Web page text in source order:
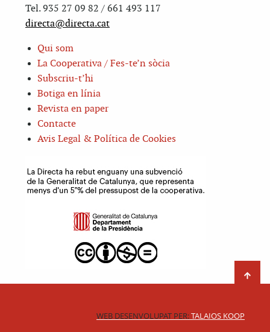
Tel. 935 27 09 82 / 661 493 117
directa@directa.cat
Qui som
La Cooperativa / Fes-te’n sòcia
Subscriu-t’hi
Botiga en línia
Revista en paper
Contacte
Avis Legal & Política de Cookies
WEB DESENVOLUPAT PER:TALAIOS KOOP